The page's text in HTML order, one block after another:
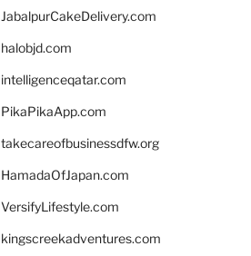
JabalpurCakeDelivery.com
halobjd.com
intelligenceqatar.com
PikaPikaApp.com
takecareofbusinessdfw.org
HamadaOfJapan.com
VersifyLifestyle.com
kingscreekadventures.com